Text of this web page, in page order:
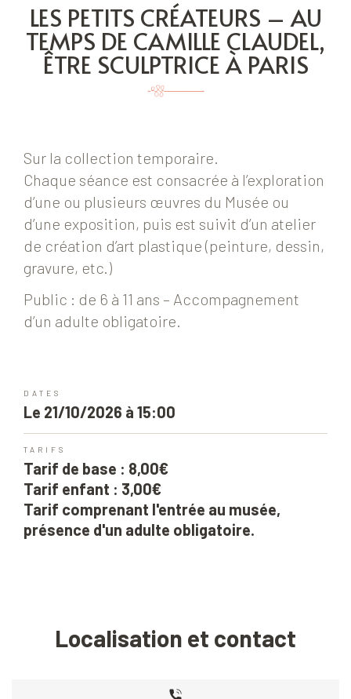
LES PETITS CRÉATEURS – AU
TEMPS DE CAMILLE CLAUDEL,
ÊTRE SCULPTRICE À PARIS
Sur la collection temporaire.
Chaque séance est consacrée à l’exploration
d’une ou plusieurs œuvres du Musée ou
d’une exposition, puis est suivit d’un atelier
de création d’art plastique (peinture, dessin,
gravure, etc.)
Public : de 6 à 11 ans – Accompagnement
d’un adulte obligatoire.
DATES
Le 21/10/2026 à 15:00
TARIFS
Tarif de base : 8,00€
Tarif enfant : 3,00€
Tarif comprenant l'entrée au musée,
présence d'un adulte obligatoire.
Localisation et contact